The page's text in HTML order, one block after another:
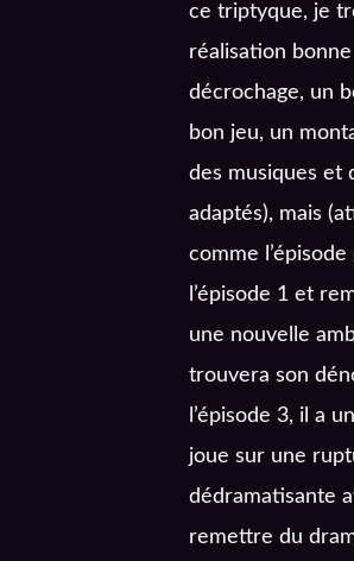
ce triptyque, je
réalisation
décrochage, un
bon jeu, un
des musiques et
adaptés), mais
comme
l’épisode 1 et
une nouvelle
trouvera son
l’épisode 3, il a
joue sur une
dédramatisante
remettre du